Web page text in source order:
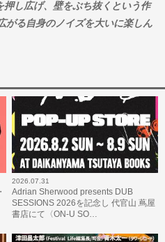
し広げ、壁をぶち抜くという作
がる自身のノイズを大いに楽しん
2026.07.31
Adrian Sherwood presents DUB
SESSIONS 2026を記念し 代官山 蔦屋
書店にて〈ON-U SO…